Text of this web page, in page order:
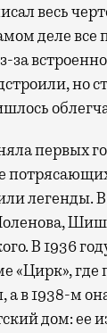
весь
деле все
за
но
первых
легенды.
В 1936
«Цирк», где
а в 1938-м
дом: ее